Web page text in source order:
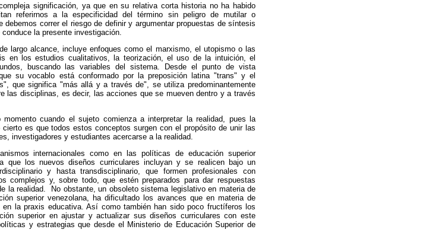
significación, ya que en su relativa corta historia no ha habido
referirnos a la especificidad del término sin peligro de mutilar o
correr el riesgo de definir y argumentar propuestas de síntesis
la presente investigación.
largo alcance, incluye enfoques como el marxismo, el utopismo o las
en los estudios cualitativos, la teorización, el uso de la intuición, el
buscando las variables del sistema. Desde el punto de vista
su vocablo está conformado por la preposición latina "trans" y el
que significa "más allá y a través de", se utiliza predominantemente
las disciplinas, es decir, las acciones que se mueven dentro y a través
cuando el sujeto comienza a interpretar la realidad, pues la
es que todos estos conceptos surgen con el propósito de unir las
investigadores y estudiantes acercarse a la realidad.
internacionales como en las políticas de educación superior
que los nuevos diseños curriculares incluyan y se realicen bajo un
y hasta transdisciplinario, que formen profesionales con
complejos y, sobre todo, que estén preparados para dar respuestas
la realidad. No obstante, un obsoleto sistema legislativo en materia de
superior venezolana, ha dificultado los avances que en materia de
la praxis educativa. Así como también han sido poco fructíferos los
superior en ajustar y actualizar sus diseños curriculares con este
y estrategias que desde el Ministerio de Educación Superior de